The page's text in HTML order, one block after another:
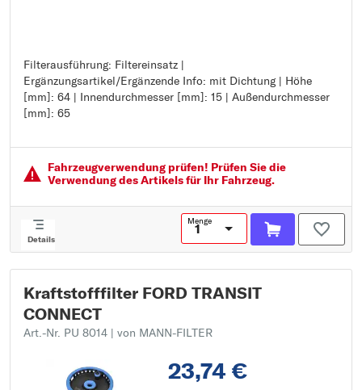
Filterausführung: Filtereinsatz |
Ergänzungsartikel/Ergänzende Info: mit Dichtung | Höhe
[mm]: 64 | Innendurchmesser [mm]: 15 | Außendurchmesser
[mm]: 65
Filterausführung: Filtereinsatz
Ergänzungsartikel/Ergänzende Info: mit Dichtung
Höhe [mm]: 64
Innendurchmesser [mm]: 15
Fahrzeugver­wendung prüfen! Prüfen Sie die
Verwendung des Artikels für Ihr Fahrzeug.
Details
Menge
Kraftstofffilter FORD TRANSIT
CONNECT
Art.-Nr. PU 8014 | von MANN-FILTER
23,74 €